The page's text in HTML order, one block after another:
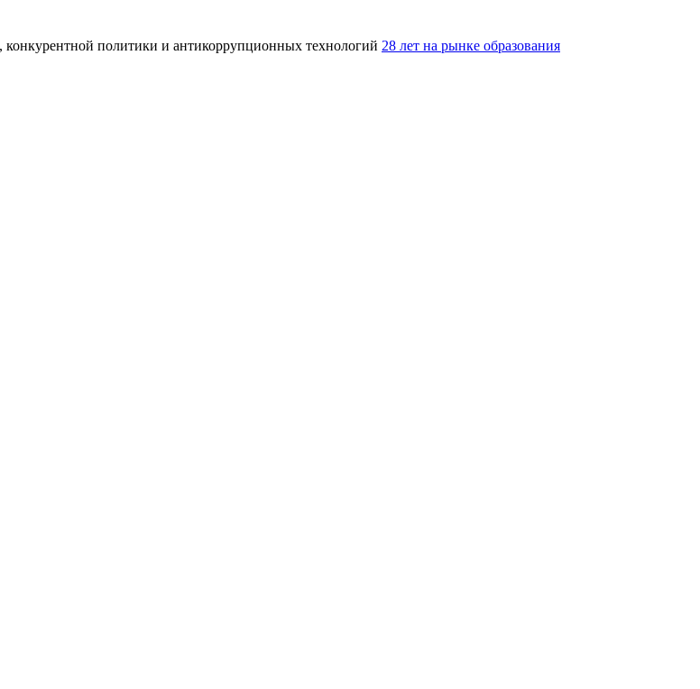
политики и антикоррупционных технологий 28 лет на рынке образования